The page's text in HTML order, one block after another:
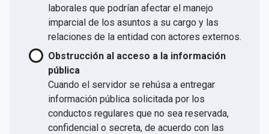
laborales que podrían afectar el manejo
imparcial de los asuntos a su cargo y las
relaciones de la entidad con actores externos.
Obstrucción al acceso a la información
pública
Cuando el servidor se rehúsa a entregar
información pública solicitada por los
conductos regulares que no sea reservada,
confidencial o secreta, de acuerdo con las